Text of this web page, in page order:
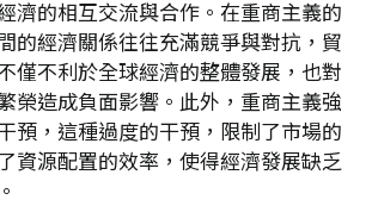
濟的相互交流與合作。在重商主義的
的經濟關係往往充滿競爭與對抗，貿
僅不利於全球經濟的整體發展，也對
榮造成負面影響。此外，重商主義強
預，這種過度的干預，限制了市場的
資源配置的效率，使得經濟發展缺乏